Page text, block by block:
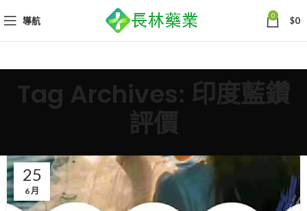
導航 0 $0
Tag Archives: 印度藍鑽
評價
25
6 月